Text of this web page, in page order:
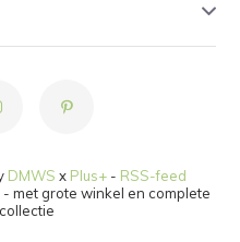
DMWS x Plus+ - RSS-feed
met grote winkel en complete